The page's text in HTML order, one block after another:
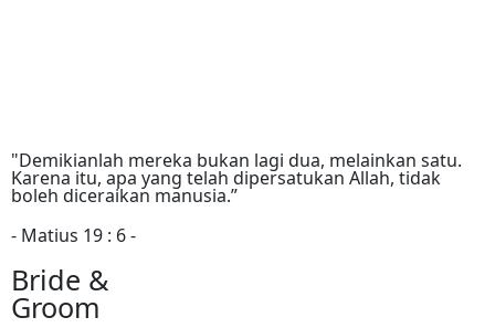
"Demikianlah mereka bukan lagi dua, melainkan satu.
Karena itu, apa yang telah dipersatukan Allah, tidak
boleh diceraikan manusia.”
- Matius 19 : 6 -
Bride &
Groom